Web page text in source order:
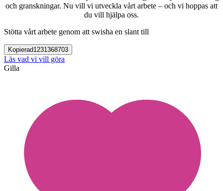
och granskningar. Nu vill vi utveckla vårt arbete – och vi hoppas att
du vill hjälpa oss.
Stötta vårt arbete genom att swisha en slant till
Kopierad1231368703
Läs vad vi vill göra
Gilla